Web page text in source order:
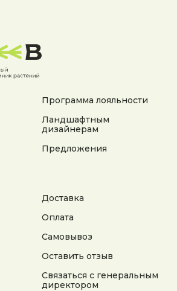
Программа лояльности
Ландшафтным
дизайнерам
Предложения
Доставка
Оплата
Самовывоз
Оставить отзыв
Связаться с генеральным
директором
защищены
характер
информации